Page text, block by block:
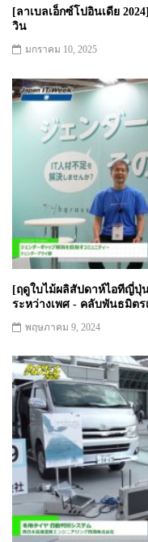
[ลาเบลเอ็กซ์โปอินเดีย
วิน
มกราคม 10, 2025
[ฤดูใบไม้ผลิสัปดาห์ไอทีญี่ปุ่
ระหว่างเพศ - คลับพันธมิตร
พฤษภาคม 9, 2024